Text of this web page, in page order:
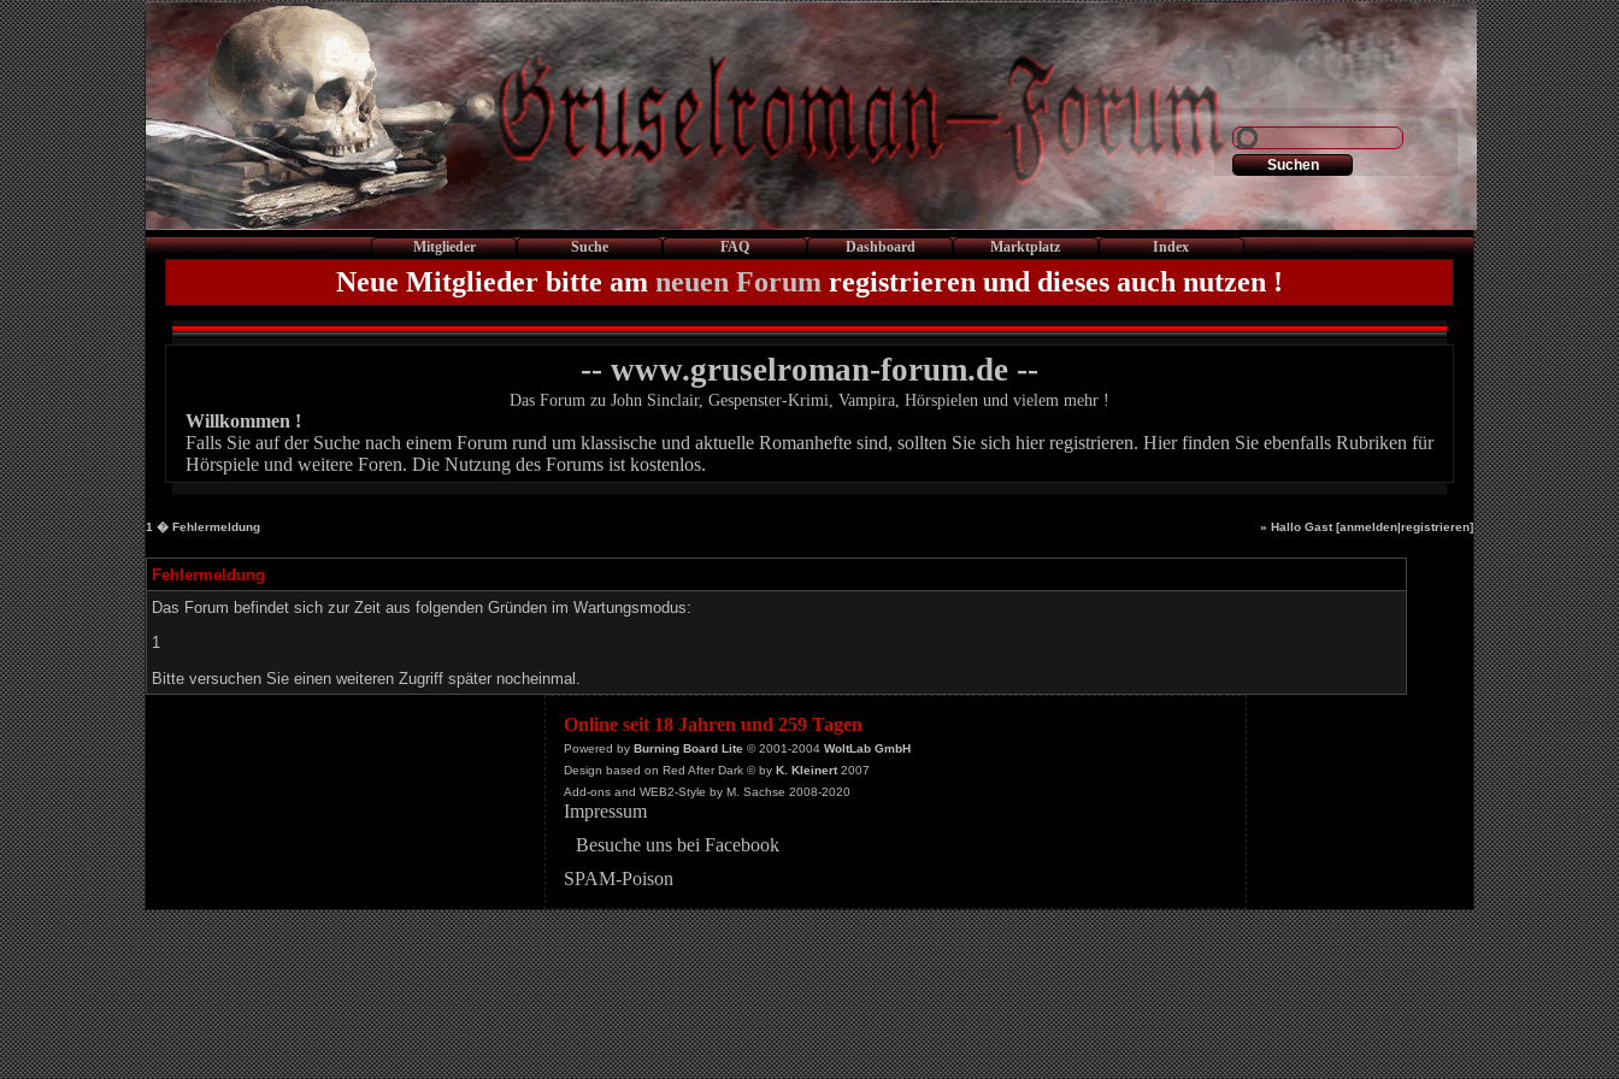
Mitglieder Suche FAQ Dashboard Marktplatz Index
Neue Mitglieder bitte am neuen Forum registrieren und dieses auch nutzen !
-- www.gruselroman-forum.de --
Das Forum zu John Sinclair, Gespenster-Krimi, Vampira, Hörspielen und vielem mehr !
Willkommen !
Falls Sie auf der Suche nach einem Forum rund um klassische und aktuelle Romanhefte sind, sollten Sie sich hier registrieren. Hier finden Sie ebenfalls Rubriken für
Hörspiele und weitere Foren. Die Nutzung des Forums ist kostenlos.
1 � Fehlermeldung » Hallo Gast [anmelden|registrieren]
Fehlermeldung
Das Forum befindet sich zur Zeit aus folgenden Gründen im Wartungsmodus:
1
Bitte versuchen Sie einen weiteren Zugriff später nocheinmal.
Online seit 18 Jahren und 259 Tagen
Powered by Burning Board Lite© 2001-2004 WoltLab GmbH
Design based on Red After Dark © by K. Kleinert2007
Add-ons and WEB2-Style by M. Sachse 2008-2020
Impressum
Besuche uns bei Facebook
SPAM-Poison